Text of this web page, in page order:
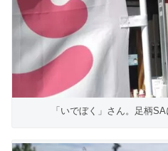
「いでぼく」さん。足柄